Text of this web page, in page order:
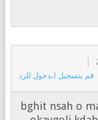
قم بتسجيل الدخول للرد
bghit nsah o